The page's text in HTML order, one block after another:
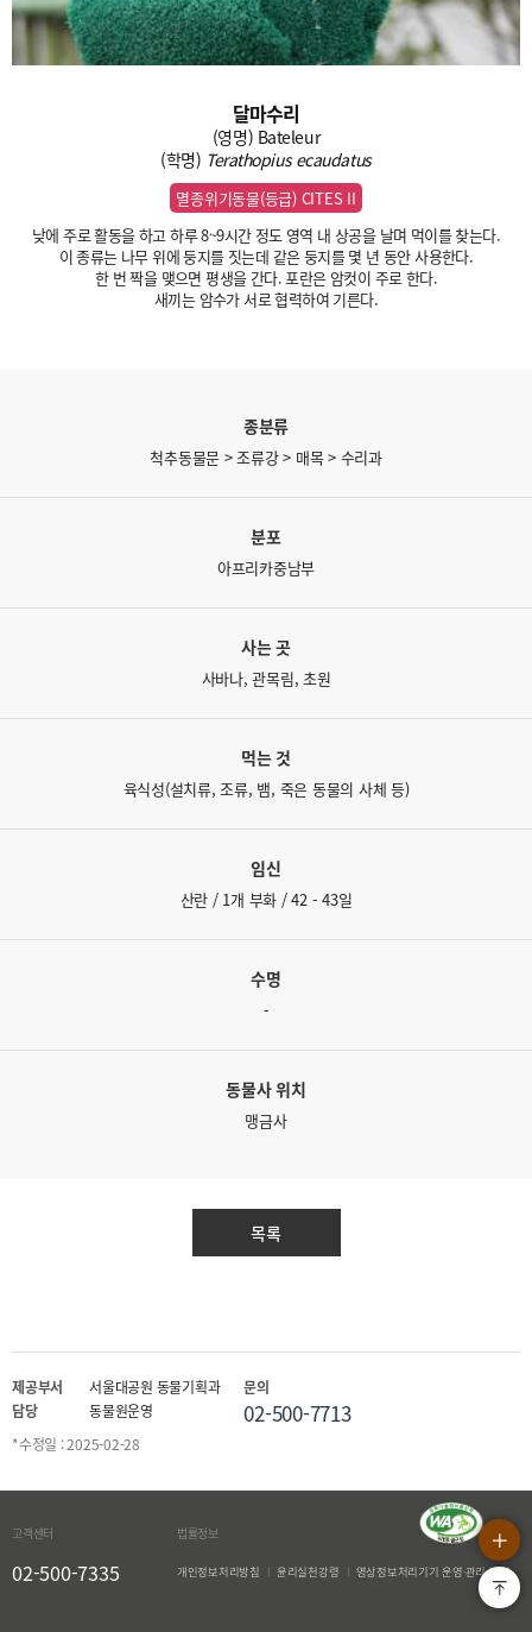
달마수리
(영명) Bateleur
(학명) Terathopius ecaudatus
멸종위기동물(등급) CITES II
낮에 주로 활동을 하고 하루 8~9시간 정도 영역 내 상공을 날며 먹이를 찾는다.
이 종류는 나무 위에 둥지를 짓는데 같은 둥지를 몇 년 동안 사용한다.
한 번 짝을 맺으면 평생을 간다. 포란은 암컷이 주로 한다.
새끼는 암수가 서로 협력하여 기른다.
종분류
척추동물문 > 조류강 > 매목 > 수리과
분포
아프리카중남부
사는 곳
사바나, 관목림, 초원
먹는 것
육식성(설치류, 조류, 뱀, 죽은 동물의 사체 등)
임신
산란 / 1개 부화 / 42 - 43일
수명
-
동물사 위치
맹금사
목록
제공부서
서울대공원 동물기획과
담당
동물원운영
문의
02-500-7713
*수정일 : 2025-02-28
고객센터
02-500-7335
법률정보
개인정보처리방침 윤리실천강령 영상정보처리기기 운영·관리 방침